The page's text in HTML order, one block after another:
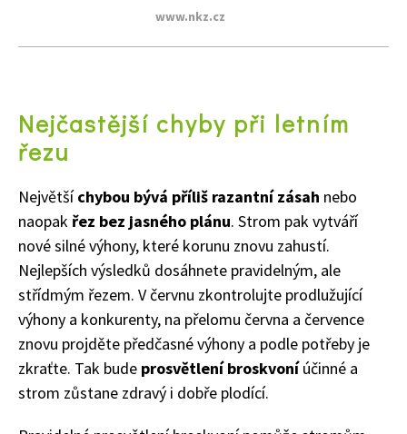
Naše krásná zahrada
www.nkz.cz
Nejčastější chyby při letním
řezu
Největšíchybou bývá příliš razantní zásah nebo
naopak řez bez jasného plánu. Strom pak vytváří
nové silné výhony, které korunu znovu zahustí.
Nejlepších výsledků dosáhnete pravidelným, ale
střídmým řezem. V červnu zkontrolujte prodlužující
výhony a konkurenty, na přelomu června a července
znovu projděte předčasné výhony a podle potřeby je
zkraťte. Tak bude prosvětlení broskvoníúčinné a
strom zůstane zdravý i dobře plodící.